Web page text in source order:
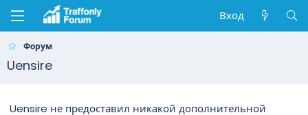
Вход
Форум
Uensire
Uensire не предоставил никакой дополнительной